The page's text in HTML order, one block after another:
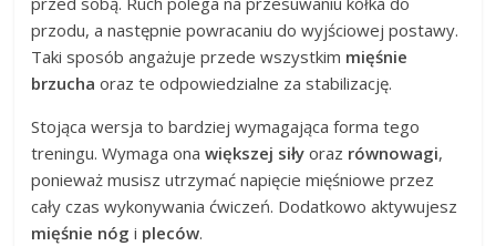
przodu, a następnie powracaniu do wyjściowej postawy.
Taki sposób angażuje przede wszystkim mięśnie
brzucha oraz te odpowiedzialne za stabilizację.
Stojąca wersja to bardziej wymagająca forma tego
treningu. Wymaga onawiększej siły oraz równowagi,
ponieważ musisz utrzymać napięcie mięśniowe przez
cały czas wykonywania ćwiczeń. Dodatkowo aktywujesz
mięśnie nóg i pleców.